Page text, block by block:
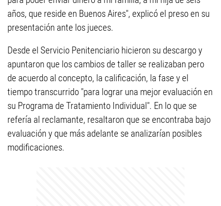
años, que reside en Buenos Aires", explicó el preso en su
presentación ante los jueces.
Desde el Servicio Penitenciario hicieron su descargo y
apuntaron que los cambios de taller se realizaban pero
de acuerdo al concepto, la calificación, la fase y el
tiempo transcurrido "para lograr una mejor evaluación en
su Programa de Tratamiento Individual". En lo que se
refería al reclamante, resaltaron que se encontraba bajo
evaluación y que más adelante se analizarían posibles
modificaciones.